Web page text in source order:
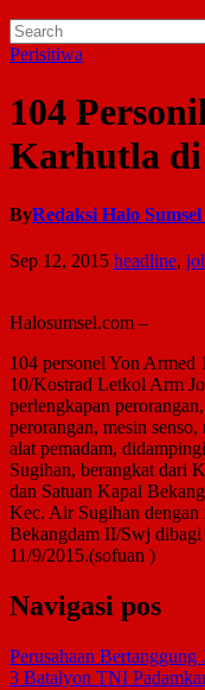
Perisitiwa
104
Karhutla
ByRedaksi Halo
Sep 12, 2015 headline,
Halosumsel.com –
104 personel Yon
10/Kostrad Letkol Arm
perlengkapan
perorangan, mesin
alat pemadam,
Sugihan, berangkat dari
dan Satuan Kapal
Kec. Air Sugihan
Bekangdam II/Swj dibagi
11/9/2015.(sofuan )
Navigasi pos
Perusahaan
3 Batalyon TNI